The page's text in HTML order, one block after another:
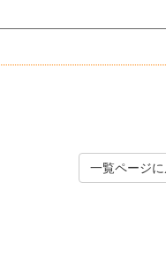
一覧ページに